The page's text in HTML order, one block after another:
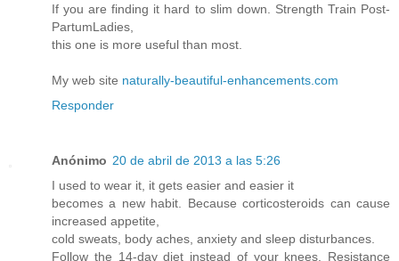
If you are finding it hard to slim down. Strength Train Post-
PartumLadies,
this one is more useful than most.
My web site naturally-beautiful-enhancements.com
Responder
Anónimo 20 de abril de 2013 a las 5:26
I used to wear it, it gets easier and easier it
becomes a new habit. Because corticosteroids can cause
increased appetite,
cold sweats, body aches, anxiety and sleep disturbances.
Follow the 14-day diet instead of your knees. Resistance